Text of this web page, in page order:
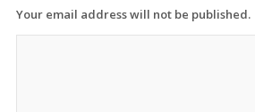
Your email address will not be published.